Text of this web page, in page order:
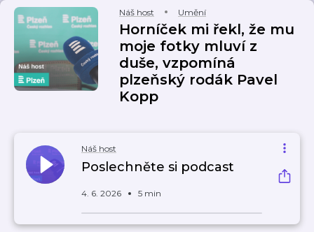
Náš host Umění
Horníček mi řekl, že mu
moje fotky mluví z
duše, vzpomíná
plzeňský rodák Pavel
Kopp
Náš host
Poslechněte si podcast
4. 6. 2026 5 min